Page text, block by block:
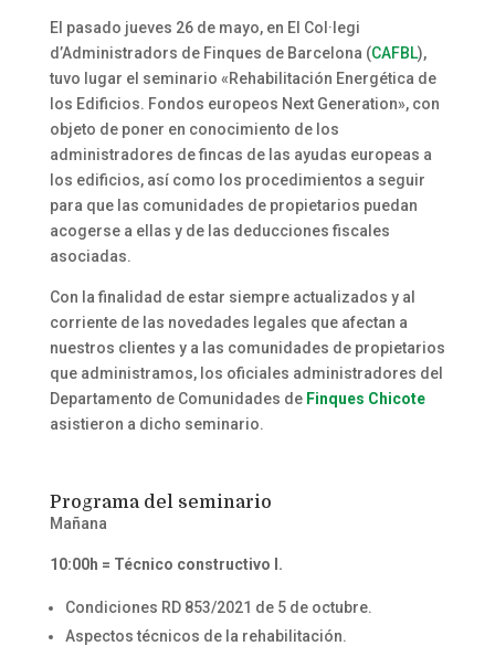
El pasado jueves 26 de mayo, en El Col·legi
d’Administradors de Finques de Barcelona (CAFBL),
tuvo lugar el seminario «Rehabilitación Energética de
los Edificios. Fondos europeos Next Generation», con
objeto de poner en conocimiento de los
administradores de fincas de las ayudas europeas a
los edificios, así como los procedimientos a seguir
para que las comunidades de propietarios puedan
acogerse a ellas y de las deducciones fiscales
asociadas.
Con la finalidad de estar siempre actualizados y al
corriente de las novedades legales que afectan a
nuestros clientes y a las comunidades de propietarios
que administramos, los oficiales administradores del
Departamento de Comunidades de Finques Chicote
asistieron a dicho seminario.
Programa del seminario
Mañana
10:00h = Técnico constructivo I.
Condiciones RD 853/2021 de 5 de octubre.
Aspectos técnicos de la rehabilitación.